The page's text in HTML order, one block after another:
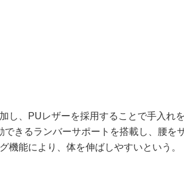
し、PUレザーを採用することで手入れ
できるランバーサポートを搭載し、腰を
機能により、体を伸ばしやすいという。